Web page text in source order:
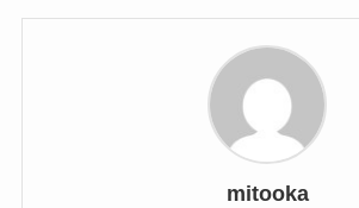
mitooka